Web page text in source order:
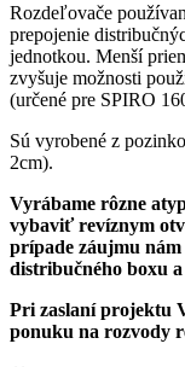
Rozdeľovače
prepojenie
jednotkou. Menší
zvyšuje možnosti
(určené pre SPIRO
Sú vyrobené z
2cm).
Vyrábame rôzne
vybaviť revíznym
prípade záujmu
distribučného boxu
Pri zaslaní projektu
ponuku na rozvody